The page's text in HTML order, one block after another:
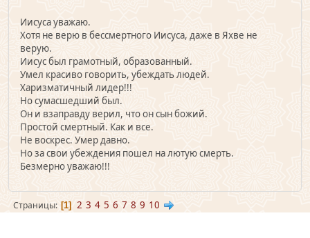
Иисуса уважаю.
Хотя не верю в бессмертного Иисуса, даже в Яхве не
верую.
Иисус был грамотный, образованный.
Умел красиво говорить, убеждать людей.
Харизматичный лидер!!!
Но сумасшедший был.
Он и взаправду верил, что он сын божий.
Простой смертный. Как и все.
Не воскрес. Умер давно.
Но за свои убеждения пошел на лютую смерть.
Безмерно уважаю!!!
Страницы 1 2 3 4 5 6 7 8 9 10